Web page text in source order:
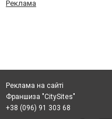
Реклама
Реклама на сайті
Франшиза "CitySites"
+38 (096) 91 303 68